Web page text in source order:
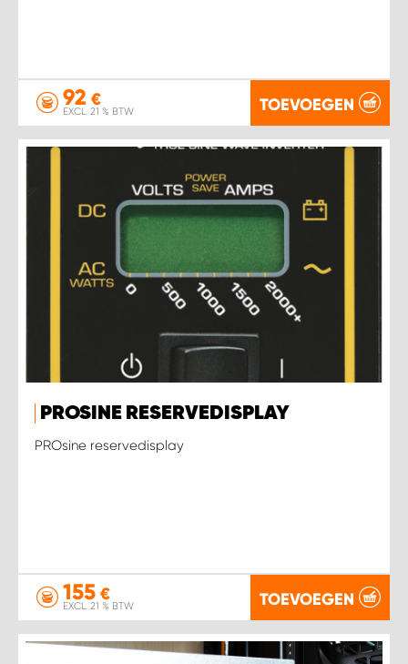
92 €
EXCL. 21 % BTW TOEVOEGEN
PROSINE RESERVEDISPLAY
PROsine reservedisplay
155 €
EXCL. 21 % BTW TOEVOEGEN